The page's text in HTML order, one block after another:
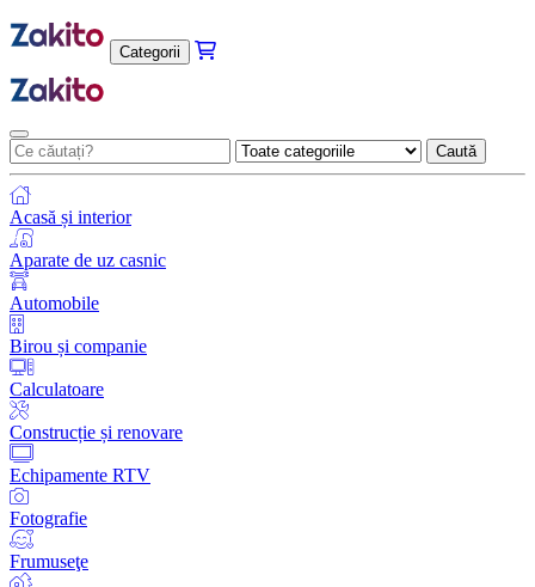
Categorii
Caută
Acasă și interior
Aparate de uz casnic
Automobile
Birou și companie
Calculatoare
Construcție și renovare
Echipamente RTV
Fotografie
Frumuseţe